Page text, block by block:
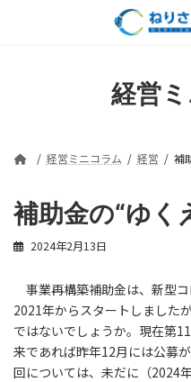
経営
経営ミニコラム 経営 補
補助金の“ゆく
2024年2月13日
事業再構築補助金は、新型
2021年からスタートしました
ではないでしょうか。現在第
来であれば昨年12月には公募
回については、未だに（2024